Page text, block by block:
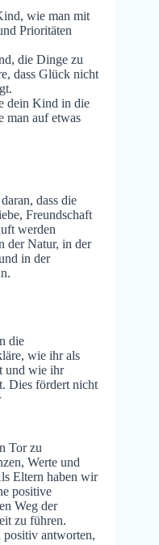
wie man mit
Prioritäten
die Dinge zu
dass Glück nicht
dein Kind in die
man auf etwas
dass die
Freundschaft
werden
der Natur, in der
in der
die
wie ihr als
und wie ihr
Dies fördert nicht
Tor zu
Werte und
Eltern haben wir
positive
Weg der
zu führen.
antworten,